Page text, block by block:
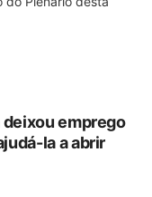
emprego
la a abrir